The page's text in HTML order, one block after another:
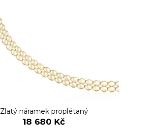
Zlatý náramek proplétaný
18 680 Kč